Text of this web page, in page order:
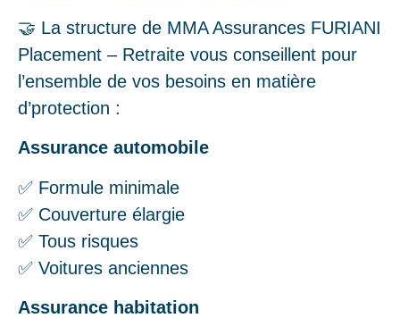
🤝 La structure de MMA Assurances FURIANI
Placement – Retraite vous conseillent pour
l’ensemble de vos besoins en matière
d’protection :
Assurance automobile
✅ Formule minimale
✅ Couverture élargie
✅ Tous risques
✅ Voitures anciennes
Assurance habitation